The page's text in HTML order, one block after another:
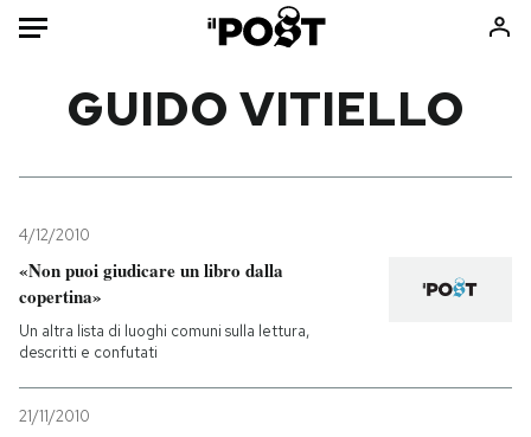
Mondo
Politica
Tecnologia
Internet
Ok Boomer!
GUIDO VITIELLO
4/12/2010
«Non puoi giudicare un libro dalla
copertina»
Un altra lista di luoghi comuni sulla lettura,
descritti e confutati
21/11/2010